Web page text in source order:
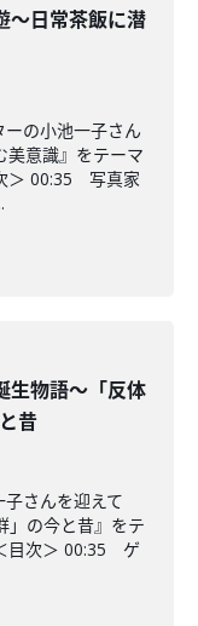
～日常茶飯に潜
の小池一子さん
美意識』をテーマ
＞ 00:35 写真家
生物語～「反体
昔
さんを迎えて
」の今と昔』をテ
目次＞ 00:35 ゲ